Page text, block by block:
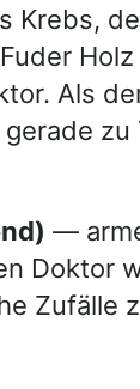
Krebs,
Als
—
Doktor
Zufälle